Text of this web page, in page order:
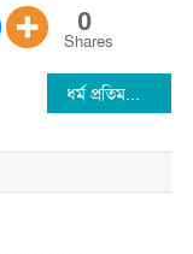
0
Shares
ধর্ম প্রতিমন্ত্রী অ্যাডভোকেট শেখ মো. আবদুল্লাহ মারা গেছেন